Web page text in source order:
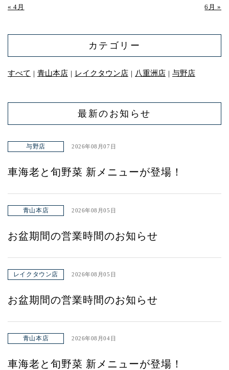
« 4月 6月 »
カテゴリー
すべて ｜ 青山本店 ｜ レイクタウン店 ｜ 八重洲店 ｜ 与野店
最新のお知らせ
与野店 2026年08月07日
車海老と旬野菜 新メニューが登場！
青山本店 2026年08月05日
お盆期間の営業時間のお知らせ
レイクタウン店 2026年08月05日
お盆期間の営業時間のお知らせ
青山本店 2026年08月04日
車海老と旬野菜 新メニューが登場！